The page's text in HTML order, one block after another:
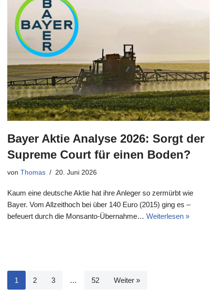
Bayer Aktie Analyse 2026: Sorgt der
Supreme Court für einen Boden?
von Thomas 20. Juni 2026
Kaum eine deutsche Aktie hat ihre Anleger so zermürbt wie
Bayer. Vom Allzeithoch bei über 140 Euro (2015) ging es –
befeuert durch die Monsanto-Übernahme… Weiterlesen »
1 2 3 … 52 Weiter »